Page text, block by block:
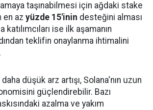
taşınabilmesi için ağdaki stake
en az yüzde 15'inin desteğini alması
ise ilk aşamanın
teklifin onaylanma ihtimalini
düşük arz artışı, Solana'nın uzun
güçlendirebilir. Bazı
azalma ve yakım